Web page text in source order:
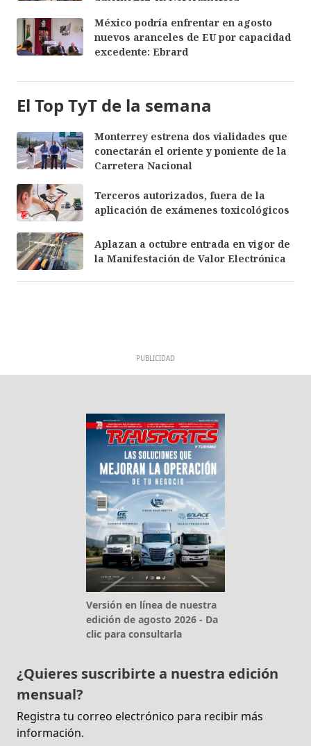
México podría enfrentar en agosto
nuevos aranceles de EU por capacidad
excedente: Ebrard
El Top TyT de la semana
Monterrey estrena dos vialidades que
conectarán el oriente y poniente de la
Carretera Nacional
Terceros autorizados, fuera de la
aplicación de exámenes toxicológicos
Aplazan a octubre entrada en vigor de
la Manifestación de Valor Electrónica
PUBLICIDAD
Versión en línea de nuestra
edición de agosto 2026 - Da
clic para consultarla
¿Quieres suscribirte a nuestra edición
mensual?
Registra tu correo electrónico para recibir más
información.